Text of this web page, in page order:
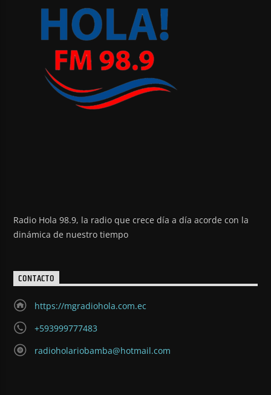
Radio Hola 98.9, la radio que crece día a día acorde con la
dinámica de nuestro tiempo
CONTACTO
https://mgradiohola.com.ec
+593999777483
radioholariobamba@hotmail.com